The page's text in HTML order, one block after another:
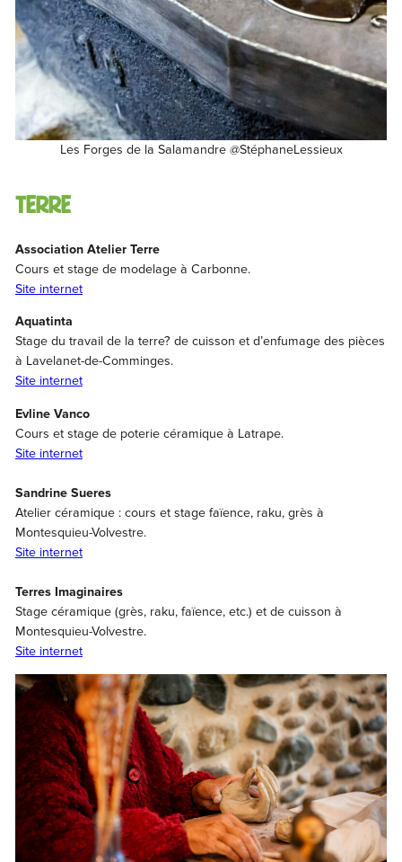
Les Forges de la Salamandre @StéphaneLessieux
Terre
Association Atelier Terre
Cours et stage de modelage à Carbonne.
Site internet
Aquatinta
Stage du travail de la terre? de cuisson et d’enfumage des pièces
à Lavelanet-de-Comminges.
Site internet
Evline Vanco
Cours et stage de poterie céramique à Latrape.
Site internet
Sandrine Sueres
Atelier céramique : cours et stage faïence, raku, grès à
Montesquieu-Volvestre.
Site internet
Terres Imaginaires
Stage céramique (grès, raku, faïence, etc.) et de cuisson à
Montesquieu-Volvestre.
Site internet